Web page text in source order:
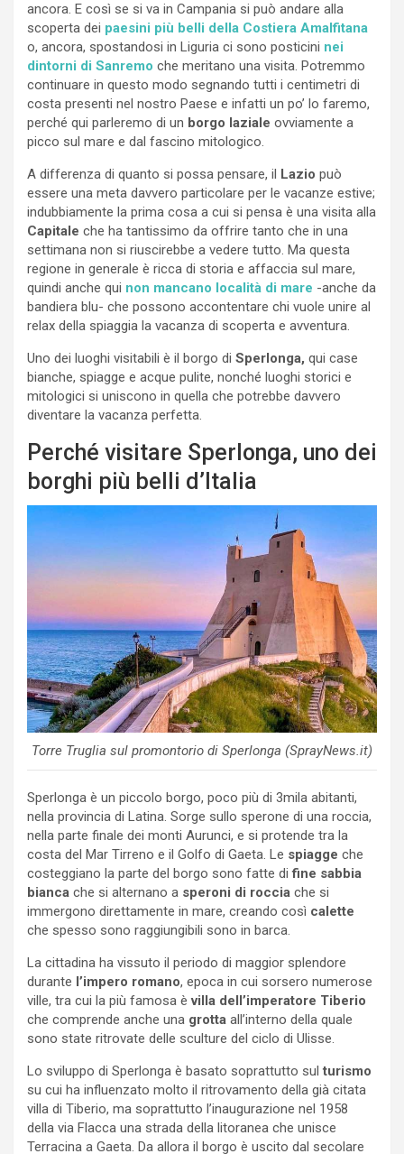
ancora. E così se si va in Campania si può andare alla
scoperta dei paesini più belli della Costiera Amalfitana
o, ancora, spostandosi in Liguria ci sono posticini nei
dintorni di Sanremo che meritano una visita. Potremmo
continuare in questo modo segnando tutti i centimetri di
costa presenti nel nostro Paese e infatti un po’ lo faremo,
perché qui parleremo di un borgo laziale ovviamente a
picco sul mare e dal fascino mitologico.
A differenza di quanto si possa pensare, il
Lazio può
essere una meta davvero particolare per le vacanze estive;
indubbiamente la prima cosa a cui si pensa è una visita alla
Capitale che ha tantissimo da offrire tanto che in una
settimana non si riuscirebbe a vedere tutto. Ma questa
regione in generale è ricca di storia e affaccia sul mare,
quindi anche qui non mancano località di mare -anche da
bandiera blu- che possono accontentare chi vuole unire al
relax della spiaggia la vacanza di scoperta e avventura.
Uno dei luoghi visitabili è il borgo di Sperlonga, qui case
bianche, spiagge e acque pulite, nonché luoghi storici e
mitologici si uniscono in quella che potrebbe davvero
diventare la vacanza perfetta.
Perché visitare Sperlonga, uno dei
borghi più belli d’Italia
Torre Truglia sul promontorio di Sperlonga (SprayNews.it)
Sperlonga è un piccolo borgo, poco più di 3mila abitanti,
nella provincia di Latina. Sorge sullo sperone di una roccia,
nella parte finale dei monti Aurunci, e si protende tra la
costa del Mar Tirreno e il Golfo di Gaeta. Le spiagge che
costeggiano la parte del borgo sono fatte di fine sabbia
bianca che si alternano a speroni di roccia che si
immergono direttamente in mare, creando così calette
che spesso sono raggiungibili sono in barca.
La cittadina ha vissuto il periodo di maggior splendore
durante l’impero romano, epoca in cui sorsero numerose
ville, tra cui la più famosa è villa dell’imperatore Tiberio
che comprende anche una grotta all’interno della quale
sono state ritrovate delle sculture del ciclo di Ulisse.
Lo sviluppo di Sperlonga è basato soprattutto sulturismo
su cui ha influenzato molto il ritrovamento della già citata
villa di Tiberio, ma soprattutto l’inaugurazione nel 1958
della via Flacca una strada della litoranea che unisce
Terracina a Gaeta. Da allora il borgo è uscito dal secolare